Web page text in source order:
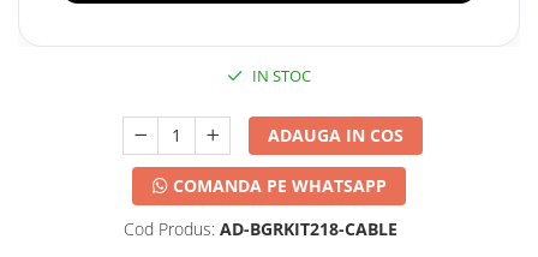
IN STOC
ADAUGA IN COS
COMANDA PE WHATSAPP
Cod Produs: AD-BGRKIT218-CABLE